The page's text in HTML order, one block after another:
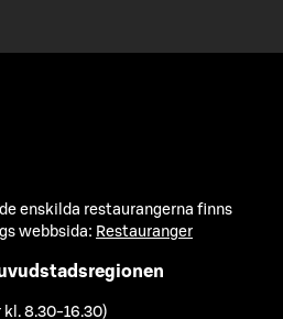
enskilda restaurangerna finns
webbsida: Restauranger
kl. 8.30-16.30)